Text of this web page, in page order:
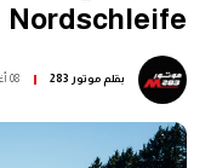
Nordschleife
بقلمموتور 283 08 أغسطس 2026